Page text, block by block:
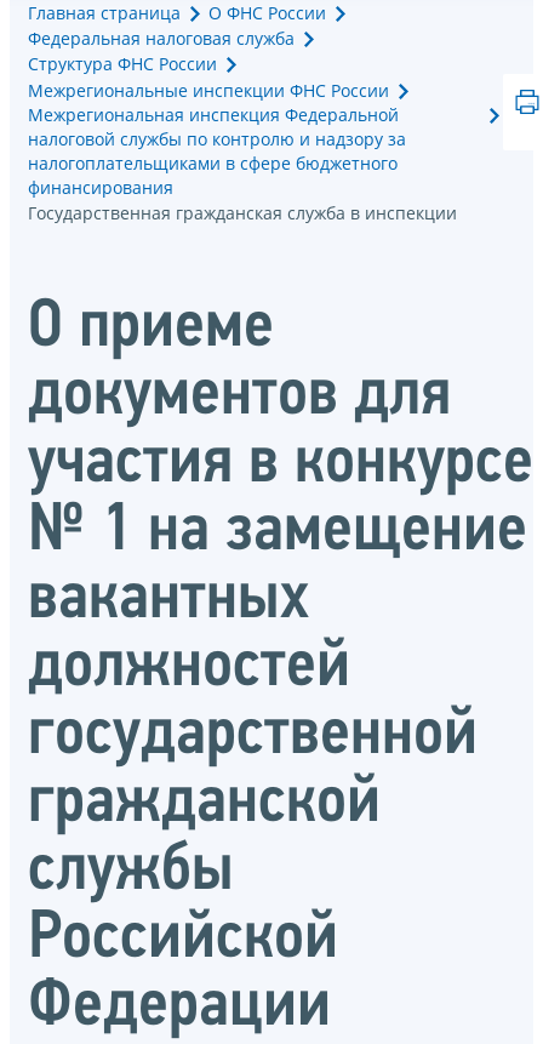
Главная страница
О ФНС России
Федеральная налоговая служба
Структура ФНС России
Межрегиональные инспекции ФНС России
Межрегиональная инспекция Федеральной
налоговой службы по контролю и надзору за
налогоплательщиками в сфере бюджетного
финансирования
Государственная гражданская служба в инспекции
О приеме
документов для
участия в конкурсе
№ 1 на замещение
вакантных
должностей
государственной
гражданской
службы
Российской
Федерации